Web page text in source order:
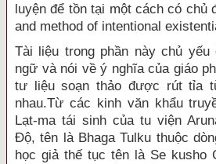
luyện để tồn tại một cách có chủ
and method of intentional
Tài liệu trong phần này chủ
ngữ và nói về ý nghĩa của giáo
tư liệu soạn thảo được rút tỉa
nhau.Từ các kinh văn khẩu
Lạt-ma tái sinh của tu viện
Ðộ, tên là Bhaga Tulku thuộc
học giả thế tục tên là Se kusho